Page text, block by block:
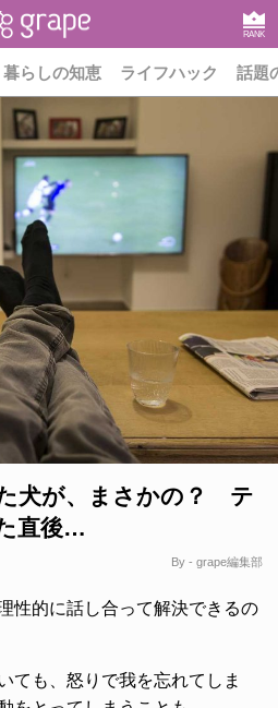
RANK
暮らしの知恵 ライフハック 話題
犬が、まさかの？ テ
直後…
By - grape編集部
性的に話し合って解決できるの
ても、怒りで我を忘れてしま